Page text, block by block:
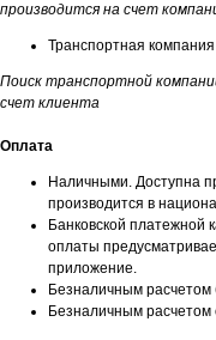
производится на счет
Транспортная компания
Поиск транспортной
счет клиента
Оплата
Наличными. Доступна
производится в
Банковской платежной
оплаты
приложение.
Безналичным
Безналичным